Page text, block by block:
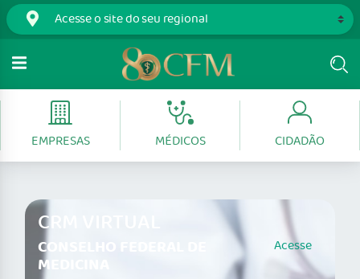
EMPRESAS MÉDICOS CIDADÃO
CRM VIRTUAL
CONSELHO FEDERAL DE
MEDICINA
Acesse